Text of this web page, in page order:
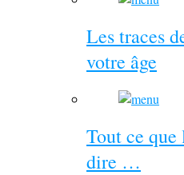
Les traces
votre âge
Tout ce que
dire …